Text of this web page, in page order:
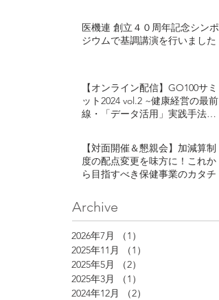
医機連 創立４０周年記念シンポ
ジウムで基調講演を行いました
【オンライン配信】GO100サミ
ット2024 vol.2 ~健康経営の最前
線・「データ活用」実践手法~
おけるデータ活用」とは
【対面開催＆懇親会】加減算制
度の配点変更を味方に！これか
ら目指すべき保健事業のカタチ
Archive
2026年7月 （1）
2025年11月
（1）
2025年5月
（2）
2025年3月
（1）
2024年12月
（2）